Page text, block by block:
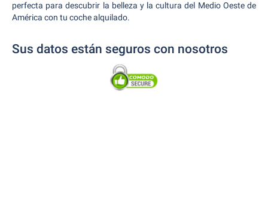
perfecta para descubrir la belleza y la cultura del Medio Oeste de
América con tu coche alquilado.
Sus datos están seguros con nosotros